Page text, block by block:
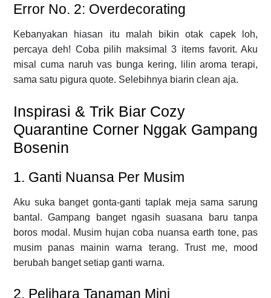
Error No. 2: Overdecorating
Kebanyakan hiasan itu malah bikin otak capek loh,
percaya deh! Coba pilih maksimal 3 items favorit. Aku
misal cuma naruh vas bunga kering, lilin aroma terapi,
sama satu pigura quote. Selebihnya biarin clean aja.
Inspirasi & Trik Biar Cozy
Quarantine Corner Nggak Gampang
Bosenin
1. Ganti Nuansa Per Musim
Aku suka banget gonta-ganti taplak meja sama sarung
bantal. Gampang banget ngasih suasana baru tanpa
boros modal. Musim hujan coba nuansa earth tone, pas
musim panas mainin warna terang. Trust me, mood
berubah banget setiap ganti warna.
2. Pelihara Tanaman Mini